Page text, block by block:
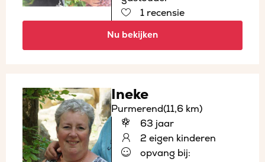
1 recensie
Nu bekijken
Ineke
Purmerend(11,6 km)
63 jaar
2 eigen kinderen
opvang bij: